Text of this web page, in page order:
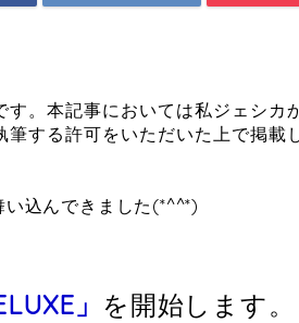
す。本記事においては私ジェシカ
する許可をいただいた上で掲載
込んできました(*^^*)
」 を開始します。